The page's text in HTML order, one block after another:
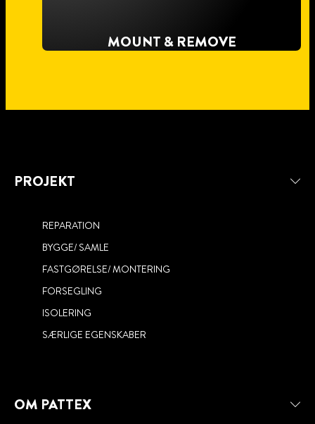
MOUNT & REMOVE
NO MORE NAILS ALL MATERIALS
NYHED! NO MORE NAILS BOND
PROJEKT
REPARATION
BYGGE/ SAMLE
FASTGØRELSE/ MONTERING
FORSEGLING
ISOLERING
SÆRLIGE EGENSKABER
OM PATTEX